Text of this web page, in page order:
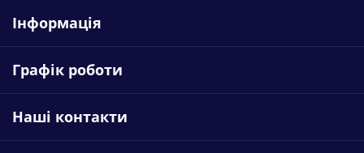
Інформація
Графік роботи
Наші контакти